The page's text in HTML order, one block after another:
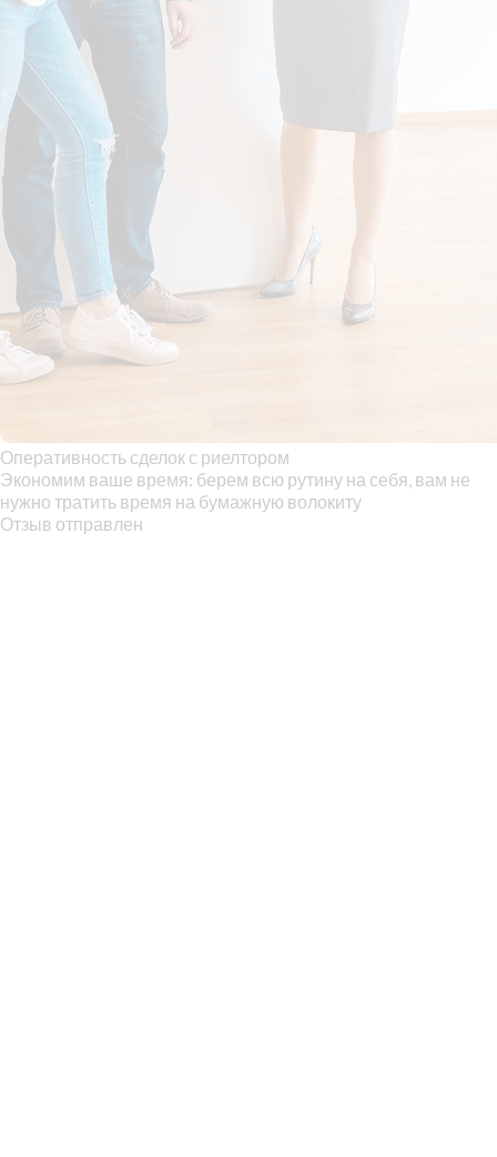
Оперативность сделок с риелтором
Экономим ваше время: берем всю рутину на себя, вам не
нужно тратить время на бумажную волокиту
Отзыв отправлен